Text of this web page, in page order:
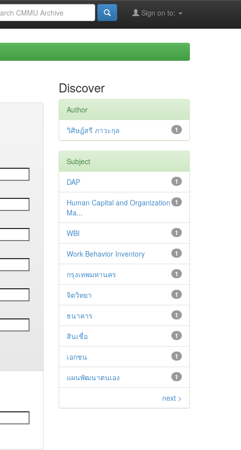
Sign on to:
Discover
Author
1
วิศิษฎ์สรี ภาวะกุล
Subject
1
DAP
1
Human Capital and Organization
Ma...
1
WBI
1
Work Behavior Inventory
1
กรุงเทพมหานคร
1
จิตวิทยา
1
ธนาคาร
1
สินเชื่อ
1
เอกชน
1
แผนพัฒนาตนเอง
next >